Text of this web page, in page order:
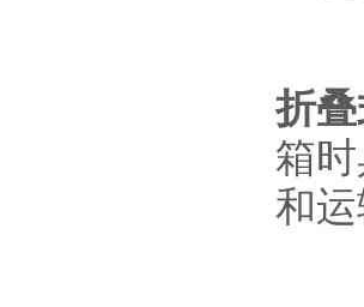
折
箱
和运